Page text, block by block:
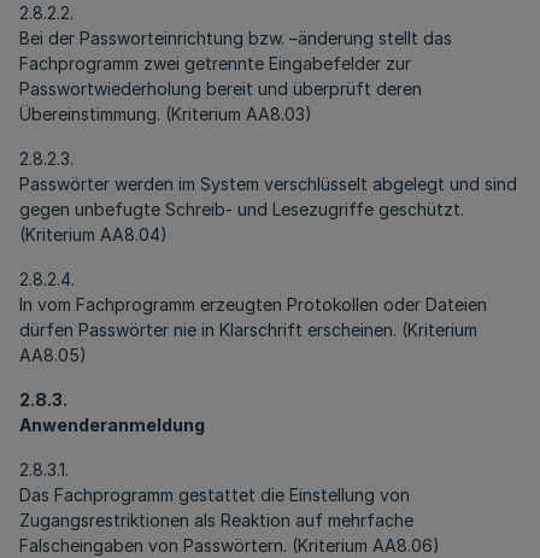
2.8.2.2.
Bei der Passworteinrichtung bzw. –änderung stellt das
Fachprogramm zwei getrennte Eingabefelder zur
Passwortwiederholung bereit und überprüft deren
Übereinstimmung. (Kriterium AA8.03)
2.8.2.3.
Passwörter werden im System verschlüsselt abgelegt und sind
gegen unbefugte Schreib- und Lesezugriffe geschützt.
(Kriterium AA8.04)
2.8.2.4.
In vom Fachprogramm erzeugten Protokollen oder Dateien
dürfen Passwörter nie in Klarschrift erscheinen. (Kriterium
AA8.05)
2.8.3.
Anwenderanmeldung
2.8.3.1.
Das Fachprogramm gestattet die Einstellung von
Zugangsrestriktionen als Reaktion auf mehrfache
Falscheingaben von Passwörtern. (Kriterium AA8.06)